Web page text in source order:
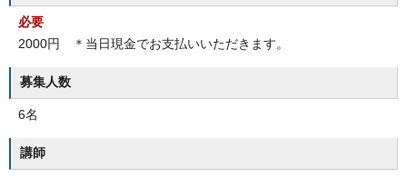
必要
2000円 ＊当日現金でお支払いいただきます。
募集人数
6名
講師